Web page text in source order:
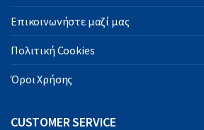
Επικοινωνήστε μαζί μας
Πολιτική Cookies
Όροι Χρήσης
CUSTOMER SERVICE